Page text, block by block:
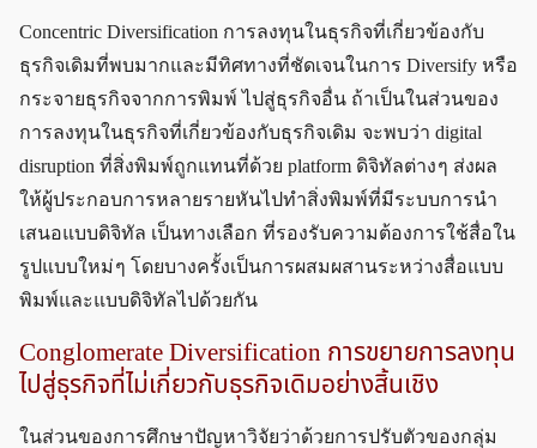
Concentric Diversification การลงทุนในธุรกิจที่เกี่ยวข้องกับ
ธุรกิจเดิมที่พบมากและมีทิศทางที่ชัดเจนในการ Diversify หรือ
กระจายธุรกิจจากการพิมพ์ ไปสู่ธุรกิจอื่น ถ้าเป็นในส่วนของ
การลงทุนในธุรกิจที่เกี่ยวข้องกับธุรกิจเดิม จะพบว่า digital
disruption ที่สิ่งพิมพ์ถูกแทนที่ด้วย platform ดิจิทัลต่าง ๆ ส่งผล
ให้ผู้ประกอบการหลายรายหันไปทำสิ่งพิมพ์ที่มีระบบการนำ
เสนอแบบดิจิทัล เป็นทางเลือก ที่รองรับความต้องการใช้สื่อใน
รูปแบบใหม่ ๆ โดยบางครั้งเป็นการผสมผสานระหว่างสื่อแบบ
พิมพ์และแบบดิจิทัลไปด้วยกัน
Conglomerate Diversification การขยายการลงทุน
ไปสู่ธุรกิจที่ไม่เกี่ยวกับธุรกิจเดิมอย่างสิ้นเชิง
ในส่วนของการศึกษาปัญหาวิจัยว่าด้วยการปรับตัวของกลุ่ม